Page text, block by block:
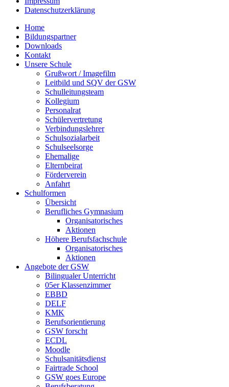
Datenschutzerklärung
Home
Bildungspartner
Downloads
Kontakt
Unsere Schule
Grußwort / Imagefilm
Leitbild und SQV der GSW
Schulleitungsteam
Kollegium
Personalrat
Schülervertretung
Verbindungslehrer
Schulsozialarbeit
Schulseelsorge
Ehemalige
Elternbeirat
Förderverein
Anfahrt
Schulformen
Übersicht
Berufliches Gymnasium
Organisatorisches
Aktionen
Höhere Berufsfachschule
Organisatorisches
Aktionen
Angebote der GSW
Bilingualer Unterricht
05er Klassenzimmer
EBBD
DELF
KMK
Berufsorientierung
GSW forscht
ECDL
Moodle
Schulsanitätsdienst
Fairtrade School
GSW goes Europe